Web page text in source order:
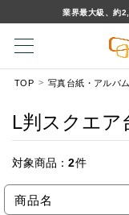
業界最大級、約
TOP 写真台紙・アルバム
L判スクエア
対象商品： 2件
商品名